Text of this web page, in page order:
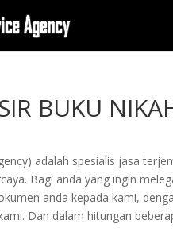
BUKU
adalah spesialis jasa
Bagi anda yang ingin
anda kepada kami,
Dan dalam hitungan